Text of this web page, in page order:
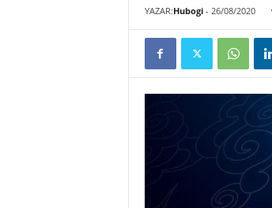
YAZAR:Hubogi- 26/08/2020